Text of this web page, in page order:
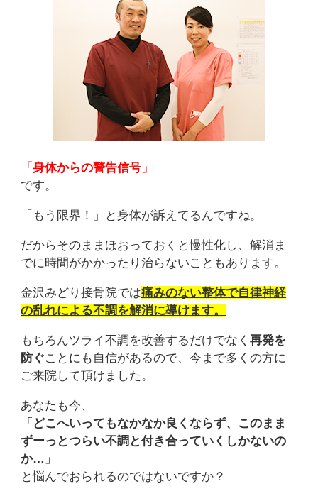
「身体からの警告信号」
です。
「もう限界！」と身体が訴えてるんですね。
だからそのままほおっておくと慢性化し、解消ま
でに時間がかかったり治らないこともあります。
金沢みどり接骨院では痛みのない整体で自律神経
の乱れによる不調を解消に導けます。
もちろんツライ不調を改善するだけでなく 再発を
防ぐことにも自信があるので、今まで多くの方に
ご来院して頂けました。
あなたも今、
「どこへいってもなかなか良くならず、このまま
ずーっとつらい不調と付き合っていくしかないの
か…」
と悩んでおられるのではないですか？